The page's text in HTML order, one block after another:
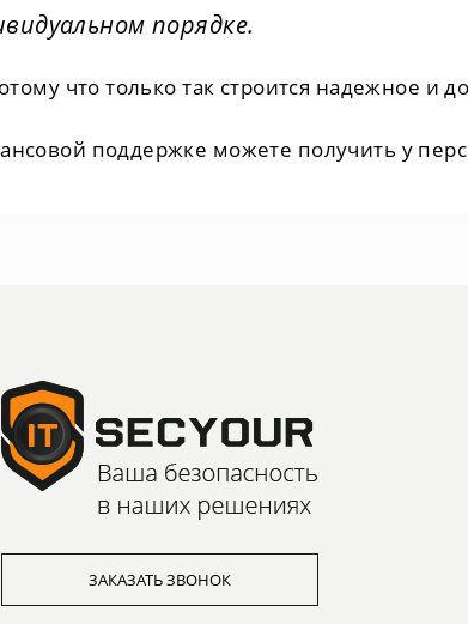
порядке.
что только так строится надежное и
поддержке можете получить у
ЗАКАЗАТЬ ЗВОНОК